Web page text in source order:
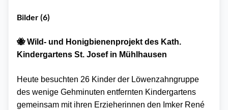
Bilder (6)
🐝 Wild- und Honigbienenprojekt des Kath.
Kindergartens St. Josef in Mühlhausen
Heute besuchten 26 Kinder der Löwenzahngruppe
des wenige Gehminuten entfernten Kindergartens
gemeinsam mit ihren Erzieherinnen den Imker René